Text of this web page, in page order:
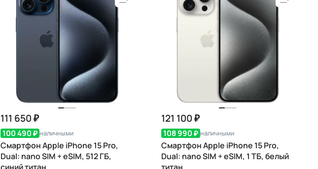
111 650 ₽
100 490 ₽ наличными
Смартфон Apple iPhone 15 Pro,
Dual: nano SIM + eSIM, 512 ГБ,
121 100 ₽
108 990 ₽ наличными
Смартфон Apple iPhone 15 Pro,
Dual: nano SIM + eSIM, 1 ТБ, белый